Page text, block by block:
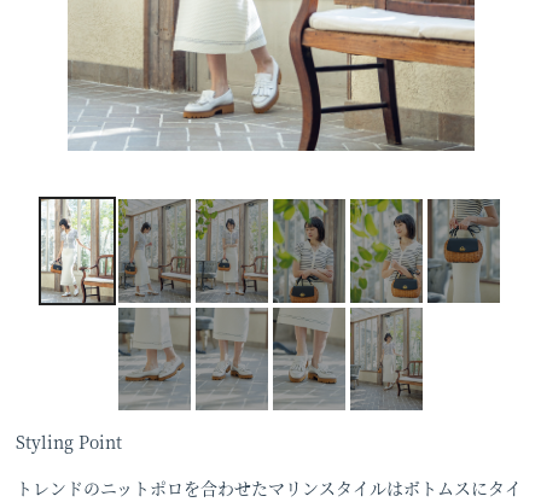
Styling Point
トレンドのニットポロを合わせたマリンスタイルはボトムスにタイ